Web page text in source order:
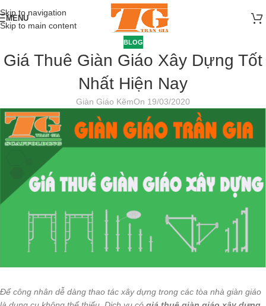
Skip to navigation
Skip to main content
MENU
BLOG
Giá Thuê Giàn Giáo Xây Dựng Tốt
Nhất Hiện Nay
Giàn Giáo KẽmOn 19/03/2020
Để công nhân dễ dàng thao tác xây dựng trong các tòa nhà giàn giáo